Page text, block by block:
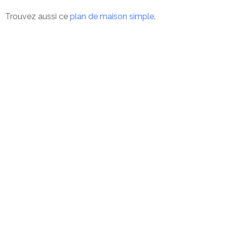
Trouvez aussi ce plan de maison simple.